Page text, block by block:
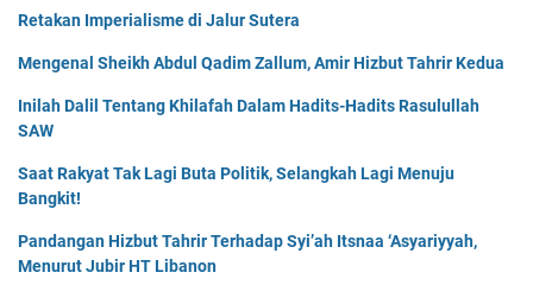
Retakan Imperialisme di Jalur Sutera
Mengenal Sheikh Abdul Qadim Zallum, Amir Hizbut Tahrir Kedua
Inilah Dalil Tentang Khilafah Dalam Hadits-Hadits Rasulullah
SAW
Saat Rakyat Tak Lagi Buta Politik, Selangkah Lagi Menuju
Bangkit!
Pandangan Hizbut Tahrir Terhadap Syi’ah Itsnaa ‘Asyariyyah,
Menurut Jubir HT Libanon